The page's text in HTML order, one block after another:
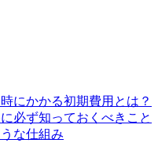
にかかる初期費用とは？
必ず知っておくべきこと
な仕組み